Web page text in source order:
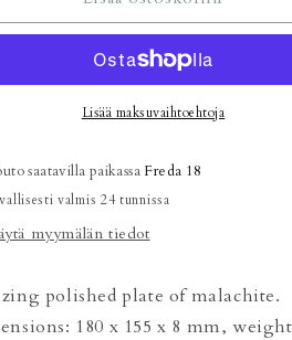
määrää
Lisää maksuvaihtoehtoja
saatavilla paikassa Freda 18
valmis 24 tunnissa
myymälän tiedot
polished plate of malachite.
180 x 155 x 8 mm,